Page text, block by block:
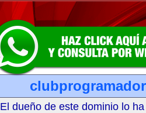
El dueño de este dominio lo